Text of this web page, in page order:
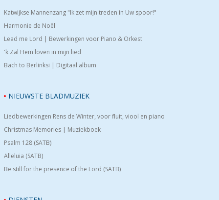
Katwijkse Mannenzang "Ik zet mijn treden in Uw spoor!"
Harmonie de Noël
Lead me Lord | Bewerkingen voor Piano & Orkest
'k Zal Hem loven in mijn lied
Bach to Berlinksi | Digitaal album
NIEUWSTE BLADMUZIEK
Liedbewerkingen Rens de Winter, voor fluit, viool en piano
Christmas Memories | Muziekboek
Psalm 128 (SATB)
Alleluia (SATB)
Be still for the presence of the Lord (SATB)